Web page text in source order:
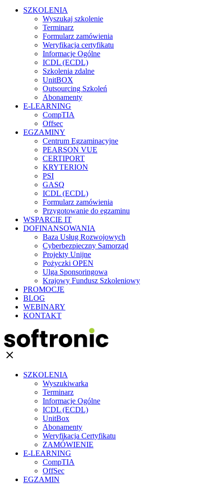
SZKOLENIA
Wyszukaj szkolenie
Terminarz
Formularz zamówienia
Weryfikacja certyfikatu
Informacje Ogólne
ICDL (ECDL)
Szkolenia zdalne
UnitBOX
Outsourcing Szkoleń
Abonamenty
E-LEARNING
CompTIA
Offsec
EGZAMINY
Centrum Egzaminacyjne
PEARSON VUE
CERTIPORT
KRYTERION
PSI
GASQ
ICDL (ECDL)
Formularz zamówienia
Przygotowanie do egzaminu
WSPARCIE IT
DOFINANSOWANIA
Baza Usług Rozwojowych
Cyberbezpieczny Samorząd
Projekty Unijne
Pożyczki OPEN
Ulga Sponsoringowa
Krajowy Fundusz Szkoleniowy
PROMOCJE
BLOG
WEBINARY
KONTAKT
clear
SZKOLENIA
Wyszukiwarka
Terminarz
Informacje Ogólne
ICDL (ECDL)
UnitBox
Abonamenty
Weryfikacja Certyfikatu
ZAMÓWIENIE
E-LEARNING
CompTIA
OffSec
EGZAMIN